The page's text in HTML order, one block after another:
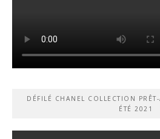
DÉFILÉ CHANEL COLLECTION
ÉTÉ 2021